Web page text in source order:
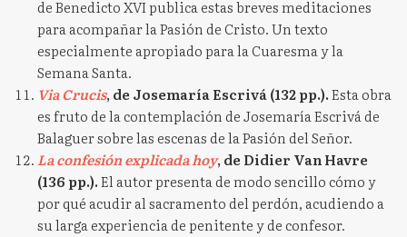
de Benedicto XVI publica estas breves meditaciones
para acompañar la Pasión de Cristo. Un texto
especialmente apropiado para la Cuaresma y la
Semana Santa.
Via Crucis, de Josemaría Escrivá (132 pp.).Esta obra
es fruto de la contemplación de Josemaría Escrivá de
Balaguer sobre las escenas de la Pasión del Señor.
La confesión explicada hoy, de Didier Van Havre
(136 pp.).El autor presenta de modo sencillo cómo y
por qué acudir al sacramento del perdón, acudiendo a
su larga experiencia de penitente y de confesor.